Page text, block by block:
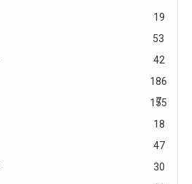
19
53
42
186
7
155
18
47
30